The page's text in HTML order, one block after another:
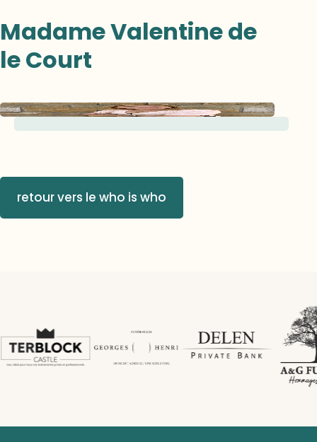
Madame Valentine de
le Court
retour vers le who is who